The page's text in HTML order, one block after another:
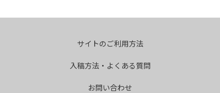
サイトのご利用方法
入稿方法・よくある質問
お問い合わせ